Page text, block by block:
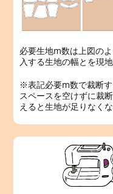
必要生地m数は上図の
入する生地の幅とを現
※表記必要m数で裁断
スペースを空けずに裁
えると生地が足りなく